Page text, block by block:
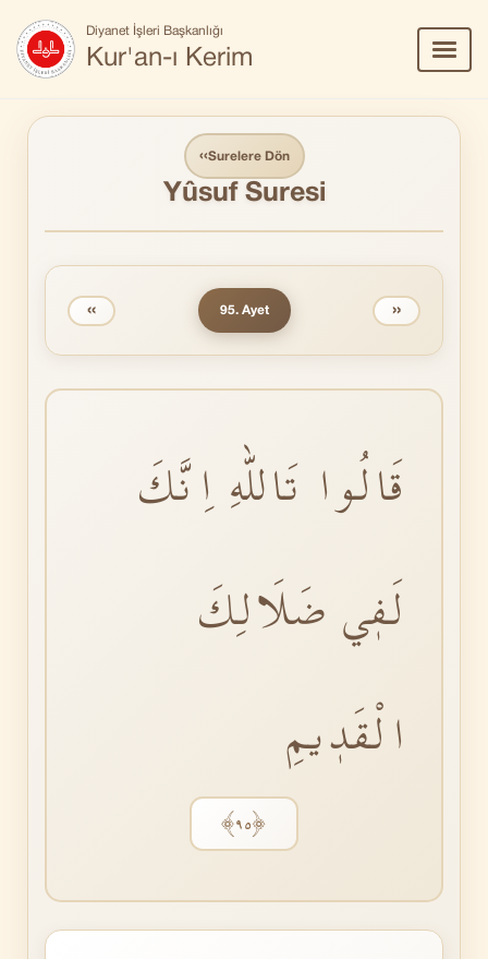
Diyanet İşleri Başkanlığı
Kur'an-ı Kerim
Aç/
‹‹Surelere Dön
Yûsuf Suresi
‹‹ 95. Ayet ››
قَالُوا تَاللّٰهِ اِنَّكَ
لَفٖي ضَلَالِكَ
الْقَدٖيمِ
﴿٩٥﴾